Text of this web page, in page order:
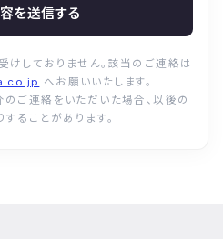
を送信する
けしておりません。該当のご連絡は
へお願いいたします。
のご連絡をいただいた場合、以後の
ることがあります。